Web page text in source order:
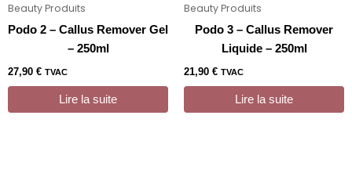
Beauty Produits
Podo 2 – Callus Remover Gel
– 250ml
27,90 € TVAC
Lire la suite
Beauty Produits
Podo 3 – Callus Remover
Liquide – 250ml
21,90 € TVAC
Lire la suite